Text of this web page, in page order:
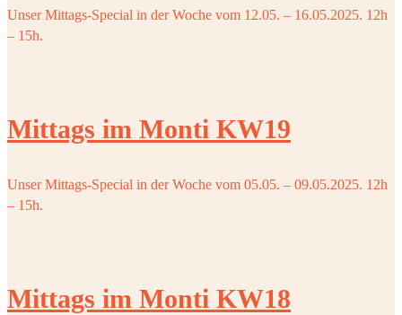
Unser Mittags-Special in der Woche vom 12.05. – 16.05.2025. 12h
– 15h.
Mittags im Monti KW19
Unser Mittags-Special in der Woche vom 05.05. – 09.05.2025. 12h
– 15h.
Mittags im Monti KW18